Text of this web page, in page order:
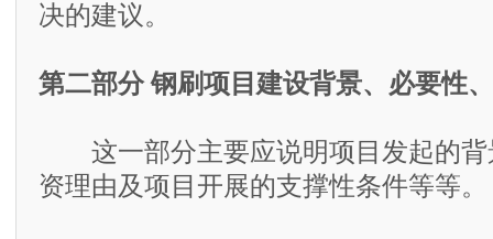
决的建议。
第二部分 钢刷项目建设背景、必要性
这一部分主要应说明项目发起的背
资理由及项目开展的支撑性条件等等。